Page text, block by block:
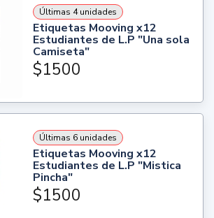
Últimas 4 unidades
Etiquetas Mooving x12
Estudiantes de L.P "Una sola
Camiseta"
$1500
Últimas 6 unidades
Etiquetas Mooving x12
Estudiantes de L.P "Mistica
Pincha"
$1500